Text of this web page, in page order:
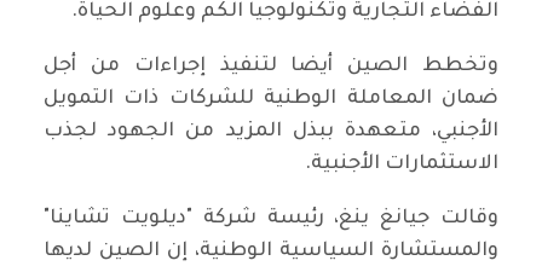
الفضاء التجارية وتكنولوجيا الكم وعلوم الحياة.
وتخطط الصين أيضا لتنفيذ إجراءات من أجل
ضمان المعاملة الوطنية للشركات ذات التمويل
الأجنبي، متعهدة ببذل المزيد من الجهود لجذب
الاستثمارات الأجنبية.
وقالت جيانغ ينغ، رئيسة شركة "ديلويت تشاينا"
والمستشارة السياسية الوطنية، إن الصين لديها